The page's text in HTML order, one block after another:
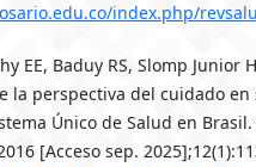
index.php/
EE, Baduy RS, Slomp Junior
la perspectiva del cuidado en
Único de Salud en Brasil.
[Acceso sep.